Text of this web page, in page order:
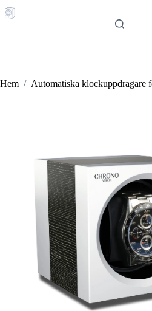
till
Hem / Automatiska klockuppdragare